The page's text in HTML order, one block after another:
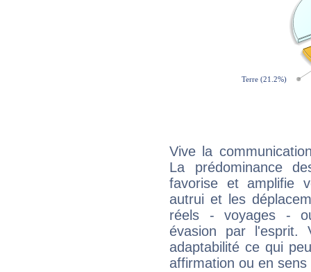
Vive la
La prédominance
favorise et amplifie
autrui et les
réels - voyages -
évasion par l'esprit.
adaptabilité ce qui
affirmation ou en